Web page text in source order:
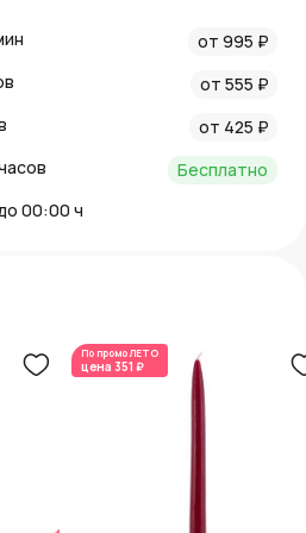
от 995 ₽
от 555 ₽
от 425 ₽
Бесплатно
00:00 ч
По промоЛЕТО
цена 351 ₽